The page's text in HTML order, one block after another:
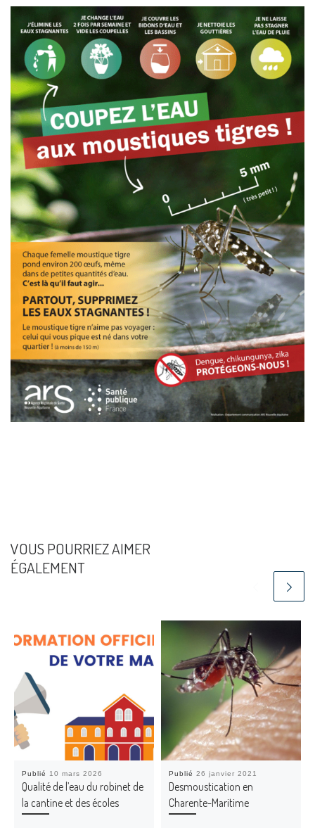
VOUS POURRIEZ AIMER
ÉGALEMENT
Publié 10 mars 2026
Qualité de l’eau du robinet de
la cantine et des écoles
Publié26 janvier 2021
Desmoustication en
Charente-Maritime